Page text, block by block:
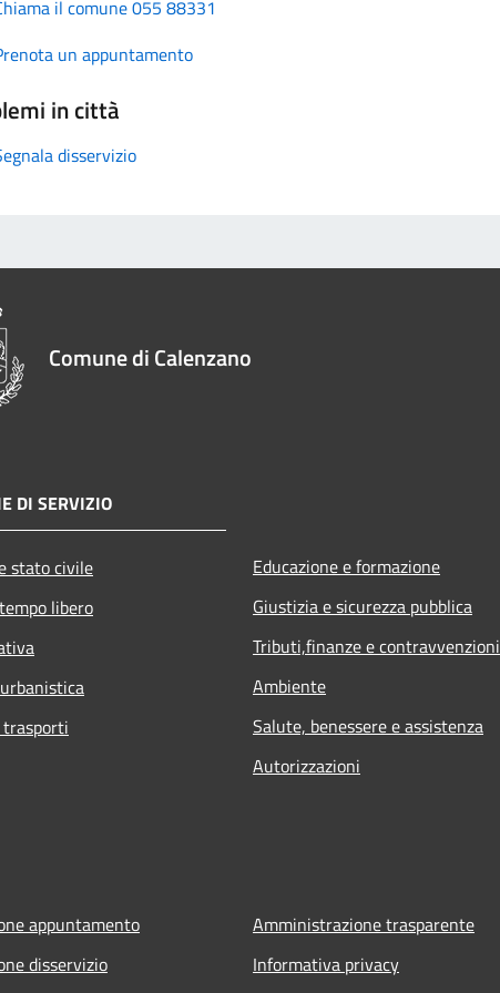
il comune 055 88331
un appuntamento
in città
disservizio
Comune di Calenzano
DI SERVIZIO
stato civile
libero
Educazione e formazione
Giustizia e sicurezza pubblica
Tributi,finanze e contravvenzioni
Ambiente
Salute, benessere e assistenza
Autorizzazioni
appuntamento
disservizio
Amministrazione trasparente
Informativa privacy